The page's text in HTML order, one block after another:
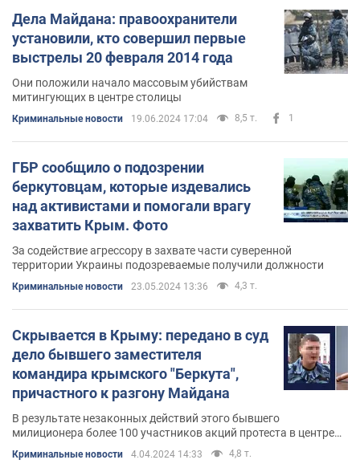
Дела Майдана: правоохранители
установили, кто совершил первые
выстрелы 20 февраля 2014 года
Они положили начало массовым убийствам
митингующих в центре столицы
Криминальные новости 19.06.2024 17:04 8,5 т. 1
ГБР сообщило о подозрении
беркутовцам, которые издевались
над активистами и помогали врагу
захватить Крым. Фото
За содействие агрессору в захвате части суверенной
территории Украины подозреваемые получили должности
Криминальные новости 23.05.2024 13:36 4,3 т.
Скрывается в Крыму: передано в суд
дело бывшего заместителя
командира крымского "Беркута",
причастного к разгону Майдана
В результате незаконных действий этого бывшего
милиционера более 100 участников акций протеста в центре
Киева в феврале 2014 года получили телесные повреждения
Криминальные новости 4.04.2024 14:33 4,8 т.